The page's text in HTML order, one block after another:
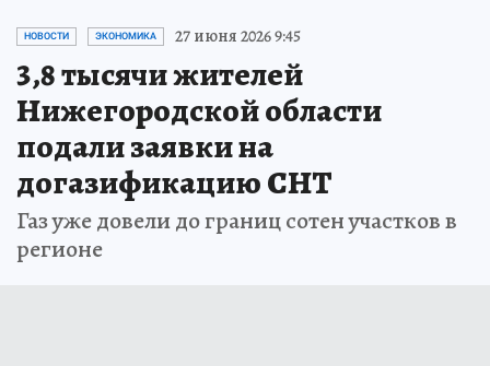
НОВОСТИ ЭКОНОМИКА 27 июня 2026 9:45
3,8 тысячи жителей
Нижегородской области
подали заявки на
догазификацию СНТ
Газ уже довели до границ сотен участков в
регионе